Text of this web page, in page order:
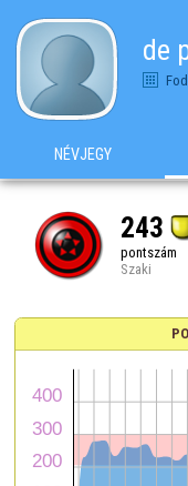
de
NÉVJEGY
243
pontszám
Szaki